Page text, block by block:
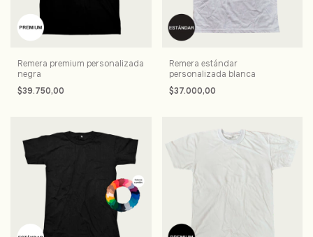
Remera premium personalizada
negra
$39.750,00
Remera estándar
personalizada blanca
$37.000,00